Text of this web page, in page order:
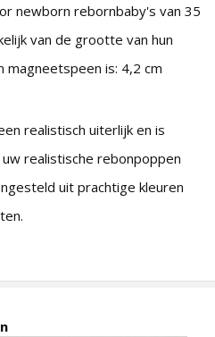
newborn rebornbaby's van 35
van de grootte van hun
magneetspeen is: 4,2 cm
realistisch uiterlijk en is
realistische rebonpoppen
uit prachtige kleuren